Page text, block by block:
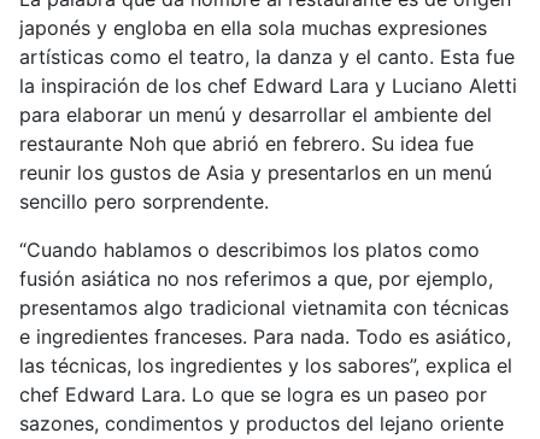
japonés y engloba en ella sola muchas expresiones
artísticas como el teatro, la danza y el canto. Esta fue
la inspiración de los chef Edward Lara y Luciano Aletti
para elaborar un menú y desarrollar el ambiente del
restaurante Noh que abrió en febrero. Su idea fue
reunir los gustos de Asia y presentarlos en un menú
sencillo pero sorprendente.
“Cuando hablamos o describimos los platos como
fusión asiática no nos referimos a que, por ejemplo,
presentamos algo tradicional vietnamita con técnicas
e ingredientes franceses. Para nada. Todo es asiático,
las técnicas, los ingredientes y los sabores”, explica el
chef Edward Lara. Lo que se logra es un paseo por
sazones, condimentos y productos del lejano oriente